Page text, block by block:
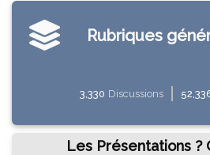
Rubriques
3,330 Discussions
Les Présentations ?